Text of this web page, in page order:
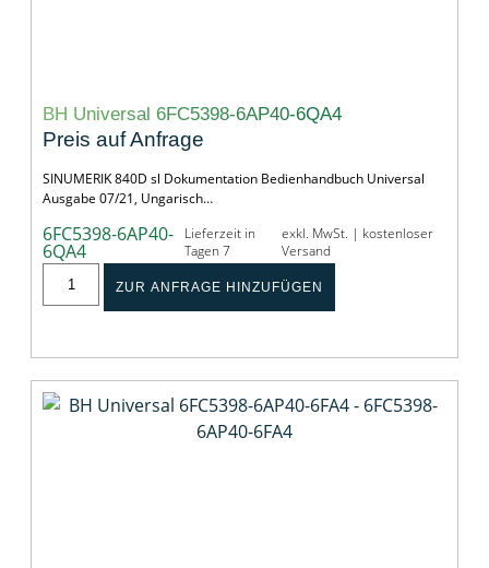
BH Universal 6FC5398-6AP40-6QA4
Preis auf Anfrage
SINUMERIK 840D sl Dokumentation Bedienhandbuch Universal
Ausgabe 07/21, Ungarisch…
6FC5398-6AP40-
6QA4
Lieferzeit in
Tagen 7
exkl. MwSt. | kostenloser
Versand
ZUR ANFRAGE HINZUFÜGEN